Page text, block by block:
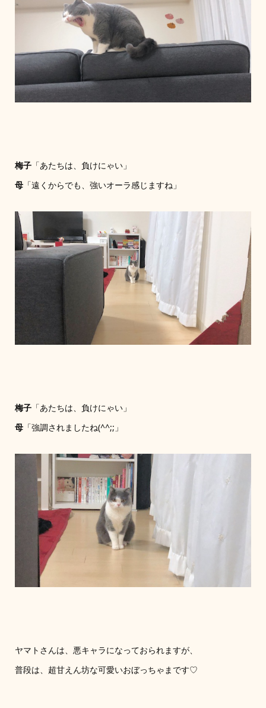
梅子「あたちは、負けにゃい」
母「遠くからでも、強いオーラ感じますね」
梅子「あたちは、負けにゃい」
母「強調されましたね(^^;;」
ヤマトさんは、悪キャラになっておられますが、
普段は、超甘えん坊な可愛いおぼっちゃまです♡